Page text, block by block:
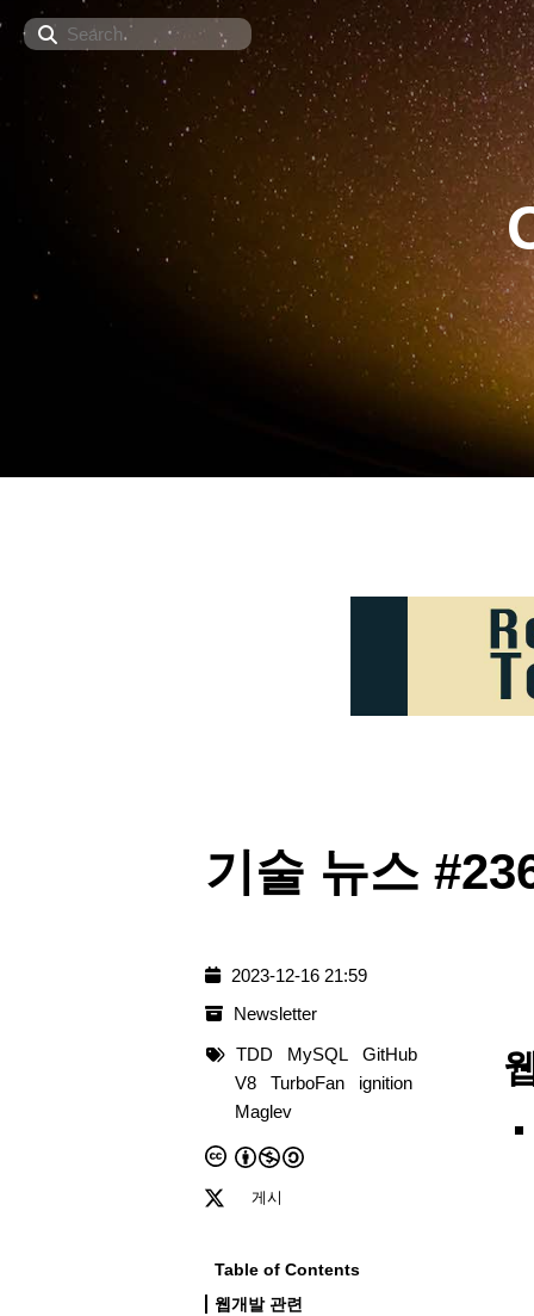
Search
기술 뉴스
2023-12-16 21:59
Newsletter
TDD
MySQL
GitHub
V8
TurboFan
ignition
Maglev
게시
Table of Contents
웹개발 관련